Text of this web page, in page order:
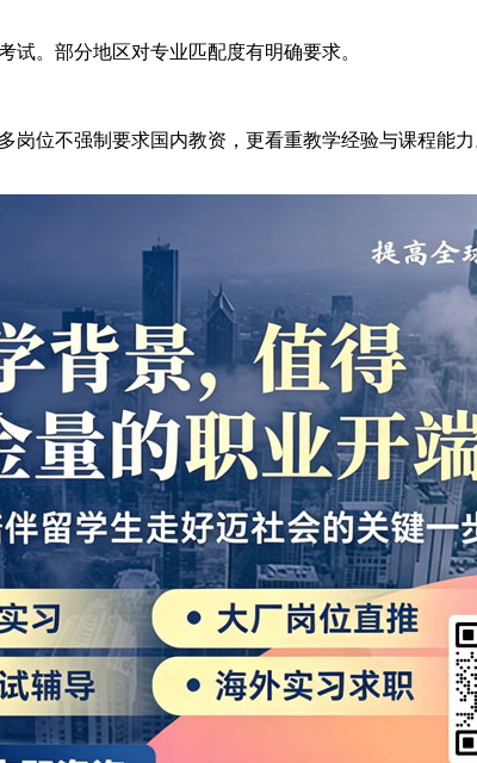
。部分地区对专业匹配度有明确要求。
位不强制要求国内教资，更看重教学经验与课程能力